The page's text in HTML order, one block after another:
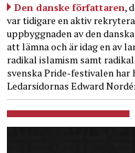
Den danske författaren,
var tidigare en aktiv
uppbyggnaden av den
att lämna och är idag en av
radikal islamism samt
svenska Pride-festivalen
Ledarsidornas Edward